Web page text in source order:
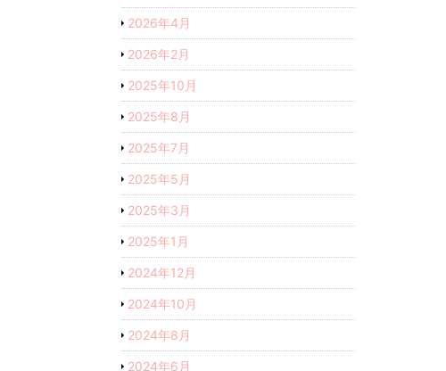
2026年4月
2026年2月
2025年10月
2025年8月
2025年7月
2025年5月
2025年3月
2025年1月
2024年12月
2024年10月
2024年8月
2024年6月